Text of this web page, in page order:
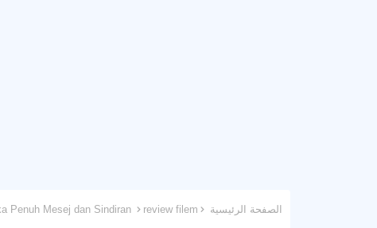
الصفحة الرئيسية review filem
Review Filem : Don't Look Up (2021), Jenaka Penuh Mesej dan Sindiran